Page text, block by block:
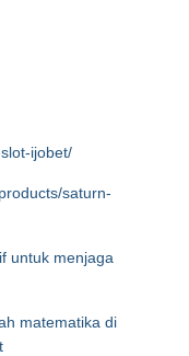
ijobet/
saturn-
untuk menjaga
matematika di